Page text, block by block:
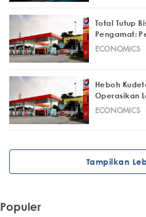
Total Tutup
Pengamat:
ECONOMICS·
Heboh
Operasikan
ECONOMICS·
Tampilkan
Populer